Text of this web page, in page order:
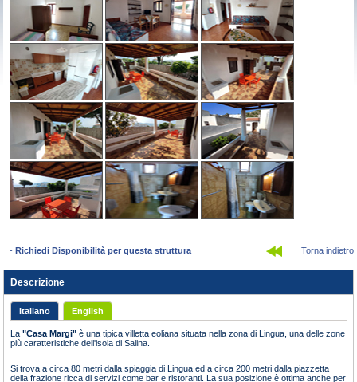
-Richiedi Disponibilità per questa struttura Torna indietro
Descrizione
Italiano English
La"Casa Margi" è una tipica villetta eoliana situata nella zona di Lingua, una delle zone
più caratteristiche dell'isola di Salina.
Si trova a circa 80 metri dalla spiaggia di Lingua ed a circa 200 metri dalla piazzetta
della frazione ricca di servizi come bar e ristoranti. La sua posizione è ottima anche per